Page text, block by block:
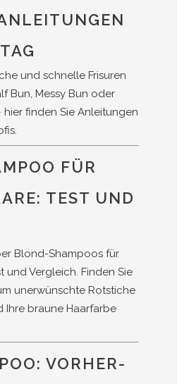
und schnelle Frisuren
Bun, Messy Bun oder
finden Sie Anleitungen
FÜR
TEST UND
Blond-Shampoos für
und Vergleich. Finden Sie
unerwünschte Rotstiche
Ihre braune Haarfarbe
VORHER-